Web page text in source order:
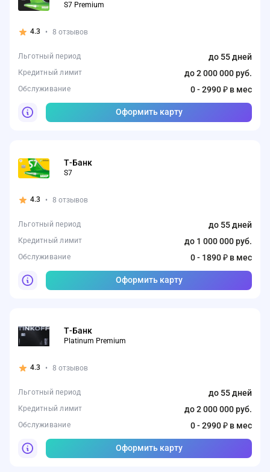
S7 Premium
4.3 • 8 отзывов
Льготный период до 55 дней
Кредитный лимит до 2 000 000 руб.
Обслуживание 0 - 2990 ₽ в мес
Оформить карту
Т-Банк
S7
4.3 • 8 отзывов
Льготный период до 55 дней
Кредитный лимит до 1 000 000 руб.
Обслуживание 0 - 1890 ₽ в мес
Оформить карту
Т-Банк
Platinum Premium
4.3 • 8 отзывов
Льготный период до 55 дней
Кредитный лимит до 2 000 000 руб.
Обслуживание 0 - 2990 ₽ в мес
Оформить карту